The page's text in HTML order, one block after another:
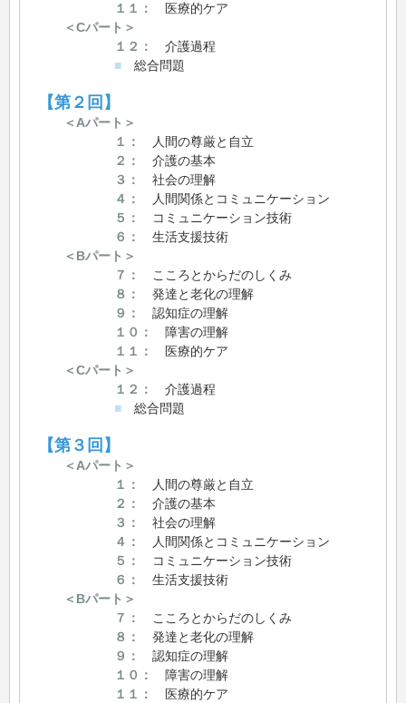
１１：
医療的ケア
＜Cパート＞
１２：
介護過程
■ 総合問題
【第２回】
＜Aパート＞
１：
人間の尊厳と自立
２：
介護の基本
３：
社会の理解
４：
人間関係とコミュニケーション
５：
コミュニケーション技術
６：
生活支援技術
＜Bパート＞
７：
こころとからだのしくみ
８：
発達と老化の理解
９：
認知症の理解
１０：
障害の理解
１１：
医療的ケア
＜Cパート＞
１２：
介護過程
■ 総合問題
【第３回】
＜Aパート＞
１：
人間の尊厳と自立
２：
介護の基本
３：
社会の理解
４：
人間関係とコミュニケーション
５：
コミュニケーション技術
６：
生活支援技術
＜Bパート＞
７：
こころとからだのしくみ
８：
発達と老化の理解
９：
認知症の理解
１０：
障害の理解
１１：
医療的ケア